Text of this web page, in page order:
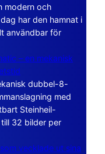
modern och
har den hamnat i
användbar för
– en mekanisk
dubbel-8-
med
Steinheil-
32 bilder per
vecklade ut sina